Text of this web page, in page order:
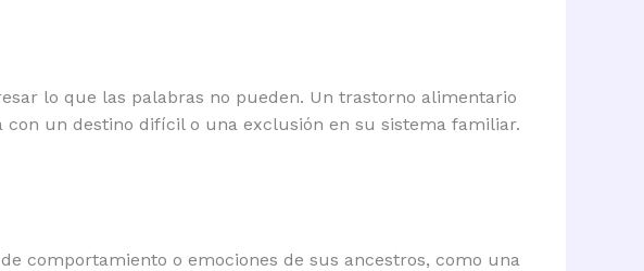
lo que las palabras no pueden. Un trastorno alimentario
un destino difícil o una exclusión en su sistema familiar.
comportamiento o emociones de sus ancestros, como una